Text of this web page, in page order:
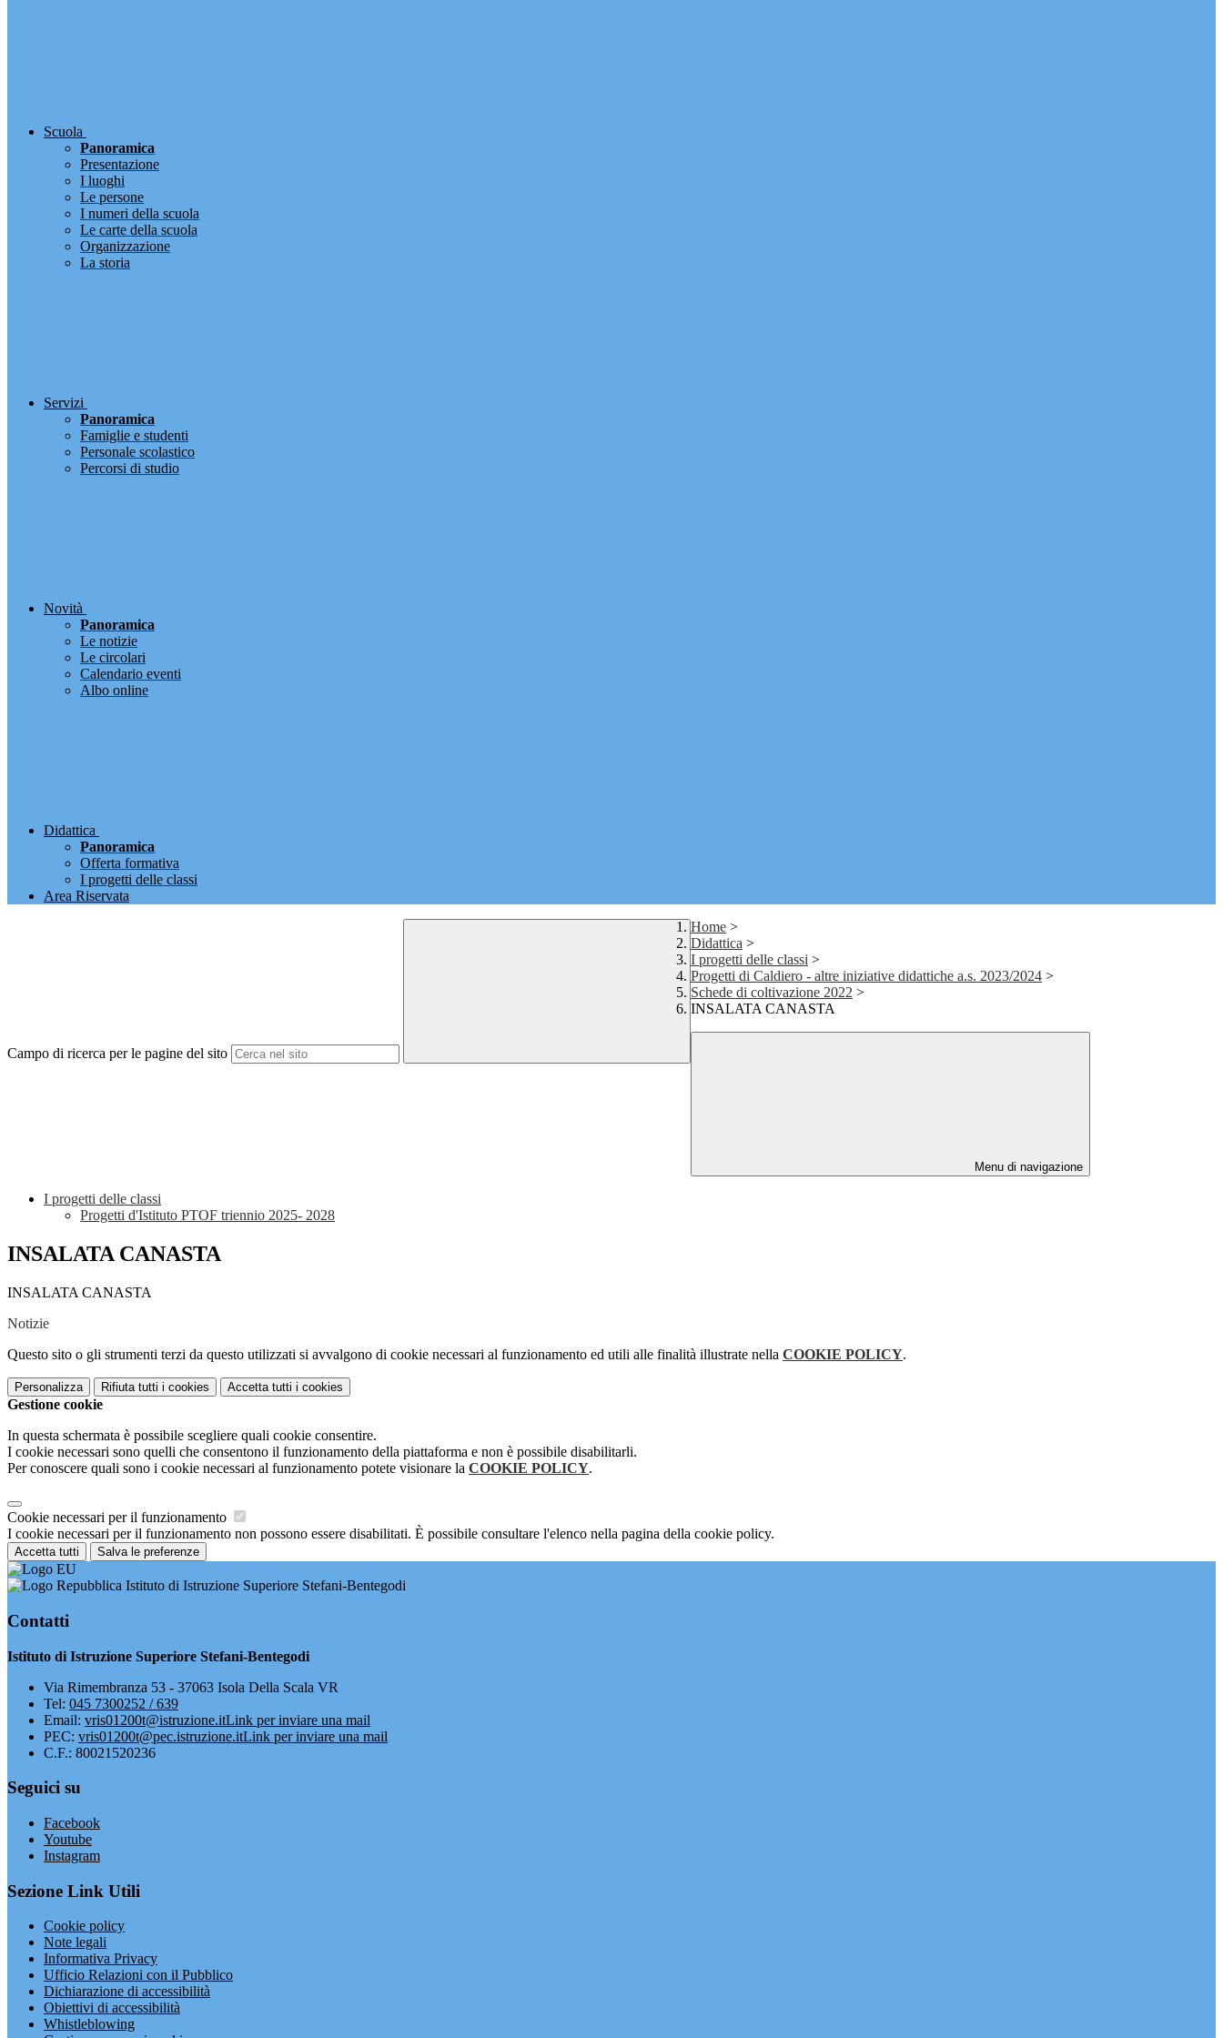
Scuola
Panoramica
Presentazione
I luoghi
Le persone
I numeri della scuola
Le carte della scuola
Organizzazione
La storia
Servizi
Panoramica
Famiglie e studenti
Personale scolastico
Percorsi di studio
Novità
Panoramica
Le notizie
Le circolari
Calendario eventi
Albo online
Didattica
Panoramica
Offerta formativa
I progetti delle classi
Area Riservata
Campo di ricerca per le pagine del sito
Home >
Didattica >
I progetti delle classi >
Progetti di Caldiero - altre iniziative didattiche a.s. 2023/2024 >
Schede di coltivazione 2022 >
INSALATA CANASTA
Menu di navigazione
I progetti delle classi
Progetti d'Istituto PTOF triennio 2025- 2028
INSALATA CANASTA
INSALATA CANASTA
Notizie
Questo sito o gli strumenti terzi da questo utilizzati si avvalgono di cookie necessari al funzionamento ed utili alle finalità illustrate nella COOKIE POLICY.
Personalizza Rifiuta tutti i cookies Accetta tutti i cookies
Gestione cookie
In questa schermata è possibile scegliere quali cookie consentire.
I cookie necessari sono quelli che consentono il funzionamento della piattaforma e non è possibile disabilitarli.
Per conoscere quali sono i cookie necessari al funzionamento potete visionare la COOKIE POLICY.
Cookie necessari per il funzionamento
I cookie necessari per il funzionamento non possono essere disabilitati. È possibile consultare l'elenco nella pagina della cookie policy.
Accetta tutti Salva le preferenze
Istituto di Istruzione Superiore Stefani-Bentegodi
Contatti
Istituto di Istruzione Superiore Stefani-Bentegodi
Via Rimembranza 53 - 37063 Isola Della Scala VR
Tel: 045 7300252 / 639
Email: vris01200t@istruzione.itLink per inviare una mail
PEC: vris01200t@pec.istruzione.itLink per inviare una mail
C.F.: 80021520236
Seguici su
Facebook
Youtube
Instagram
Sezione Link Utili
Cookie policy
Note legali
Informativa Privacy
Ufficio Relazioni con il Pubblico
Dichiarazione di accessibilità
Obiettivi di accessibilità
Whistleblowing